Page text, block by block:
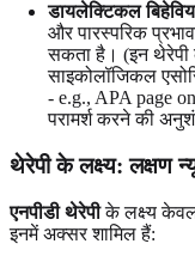
डायलेक्टिकल
और पारस्परिक
सकता है। (इन थेरेपी
साइकोलॉजिकल
- e.g., APA page
परामर्श करने की
थेरेपी के लक्ष्य: लक्षण
एनपीडी थेरेपीके लक्ष्य केवल
इनमें अक्सर शामिल हैं: